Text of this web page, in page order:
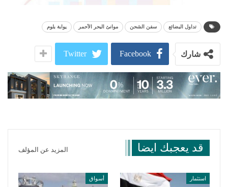
تداول البضائع سفن الشحن موانئ البحر الأحمر يوابة بلوم
شارك Facebook
Twitter
قد يعجبك ايضا المزيد عن المؤلف
استثمار أسواق